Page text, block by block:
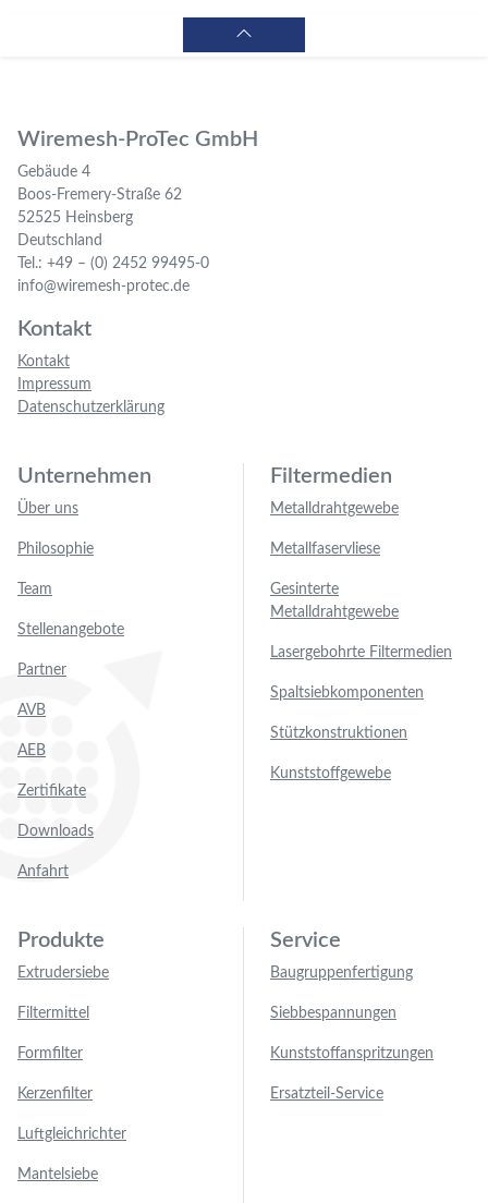
Wiremesh-ProTec GmbH
Gebäude 4
Boos-Fremery-Straße 62
52525 Heinsberg
Deutschland
Tel.: +49 – (0) 2452 99495-0
info@wiremesh-protec.de
Kontakt
Kontakt
Impressum
Datenschutzerklärung
Unternehmen
Über uns
Philosophie
Team
Stellenangebote
Partner
AVB
AEB
Zertifikate
Downloads
Anfahrt
Filtermedien
Metalldrahtgewebe
Metallfaservliese
Gesinterte
Metalldrahtgewebe
Lasergebohrte Filtermedien
Spaltsiebkomponenten
Stützkonstruktionen
Kunststoffgewebe
Produkte
Extrudersiebe
Filtermittel
Formfilter
Kerzenfilter
Luftgleichrichter
Mantelsiebe
Service
Baugruppenfertigung
Siebbespannungen
Kunststoffanspritzungen
Ersatzteil-Service